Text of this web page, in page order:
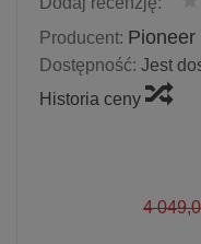
Producent: Pioneer
Dostępność: Jest
Historia ceny
4